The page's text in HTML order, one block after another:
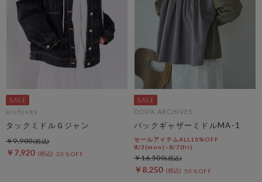
archives
タックミドルＧジャン
￥7,920 20％OFF
￥9,900
DOUX ARCHIVES
バックギャザーミドルMA-1
セールアイテムALL10%OFF
8/3(mon)~8/7(fri)
￥8,250 50％OFF
￥16,500